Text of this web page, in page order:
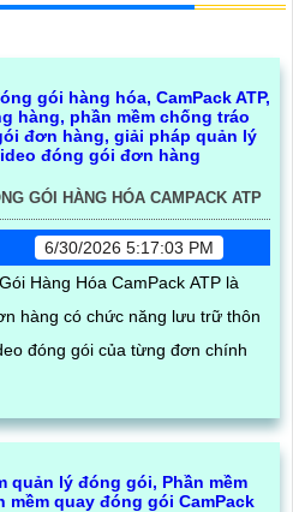
GÓI HÀNG HÓA CAMPACK ATP
6/30/2026 5:17:03 PM
Hàng Hóa CamPack ATP là
hàng có chức năng lưu trữ thôn
đóng gói của từng đơn chính